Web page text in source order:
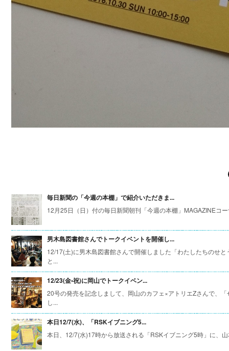
毎日新聞の「今週の本棚」で紹介いただきま...
12月25日（日）付の毎日新聞朝刊「今週の本棚」MAGAZINEコ
男木島図書館さんでトークイベントを開催し...
12/17(土)に男木島図書館さんで開催しました「わたしたちのせ
と...
12/23(金•祝)に岡山でトークイベン...
20号の発売を記念しまして、岡山のカフェ×アトリエZさんで、
し...
本日12/7(水)、「RSKイブニング5...
本日、12/7(水)17時から放送される「RSKイブニング5時」に、